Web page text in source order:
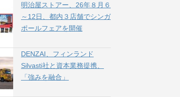
明治屋ストアー、26年８月６
～12日、都内３店舗でシンガ
ポールフェアを開催
DENZAI、フィンランド
Silvasti社と資本業務提携、
「強みを融合」